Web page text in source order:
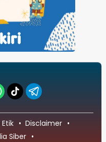
Disclaimer
Siber